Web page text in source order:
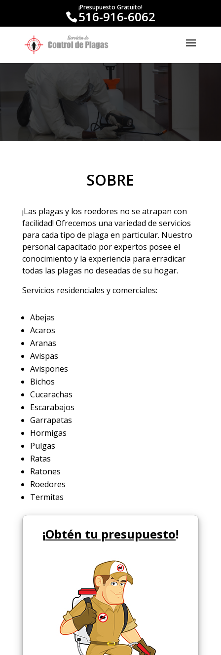
¡Presupuesto Gratuito!
516-916-6062
SOBRE
¡Las plagas y los roedores no se atrapan con
facilidad! Ofrecemos una variedad de servicios
para cada tipo de plaga en particular. Nuestro
personal capacitado por expertos posee el
conocimiento y la experiencia para erradicar
todas las plagas no deseadas de su hogar.
Servicios residenciales y comerciales:
Abejas
Acaros
Aranas
Avispas
Avispones
Bichos
Cucarachas
Escarabajos
Garrapatas
Hormigas
Pulgas
Ratas
Ratones
Roedores
Termitas
¡Obtén tu presupuesto!